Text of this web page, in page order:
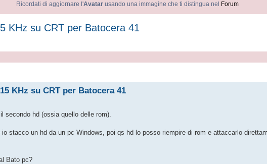
Ricordati di aggiornare l'Avatar usando una immagine che ti distingua nel Forum
KHz su CRT per Batocera 41
KHz su CRT per Batocera 41
hd (ossia quello delle rom).
stacco un hd da un pc Windows, poi qs hd lo posso riempire di rom e attaccarlo
Bato pc?